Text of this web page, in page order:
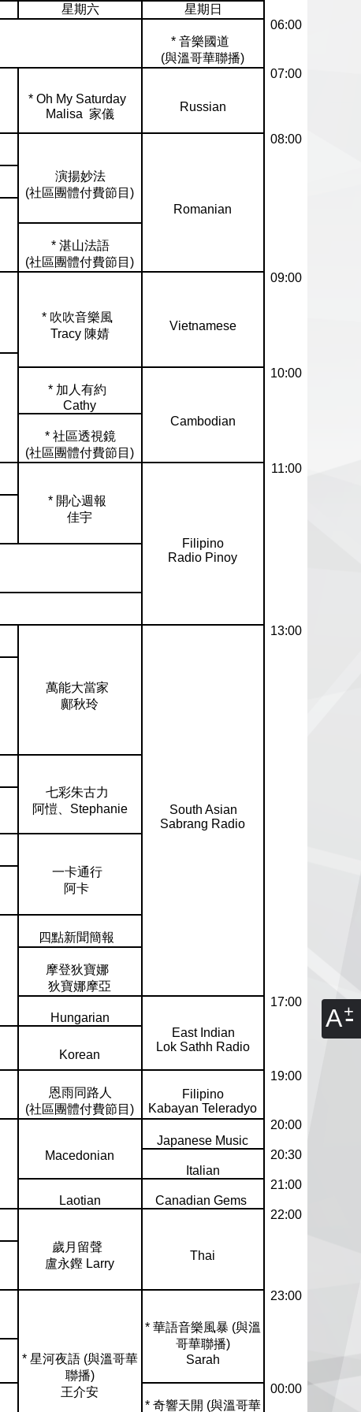
A
星期六
星期日
* 音樂國道
(與溫哥華聯播)
06:00
* Oh My Saturday
Malisa 家儀
Russian
07:00
演揚妙法
(社區團體付費節目)
Romanian
08:00
* 湛山法語
(社區團體付費節目)
* 吹吹音樂風
Tracy 陳婧
Vietnamese
09:00
* 加人有約
Cathy
Cambodian
10:00
* 社區透視鏡
(社區團體付費節目)
* 開心週報
佳宇
Filipino
Radio Pinoy
11:00
萬能大當家
鄺秋玲
South Asian
Sabrang Radio
13:00
七彩朱古力
阿愷、Stephanie
一卡通行
阿卡
四點新聞簡報
摩登狄寶娜
狄寶娜摩亞
Hungarian
East Indian
Lok Sathh Radio
17:00
Korean
恩雨同路人
(社區團體付費節目)
Filipino
Kabayan Teleradyo
19:00
Macedonian
Japanese Music
20:00
Italian
20:30
Laotian Canadian Gems
21:00
歲月留聲
盧永鏗 Larry
Thai
22:00
* 星河夜語 (與溫哥華
聯播)
王介安
* 華語音樂風暴 (與溫
哥華聯播)
Sarah
23:00
* 奇響天開 (與溫哥華
00:00